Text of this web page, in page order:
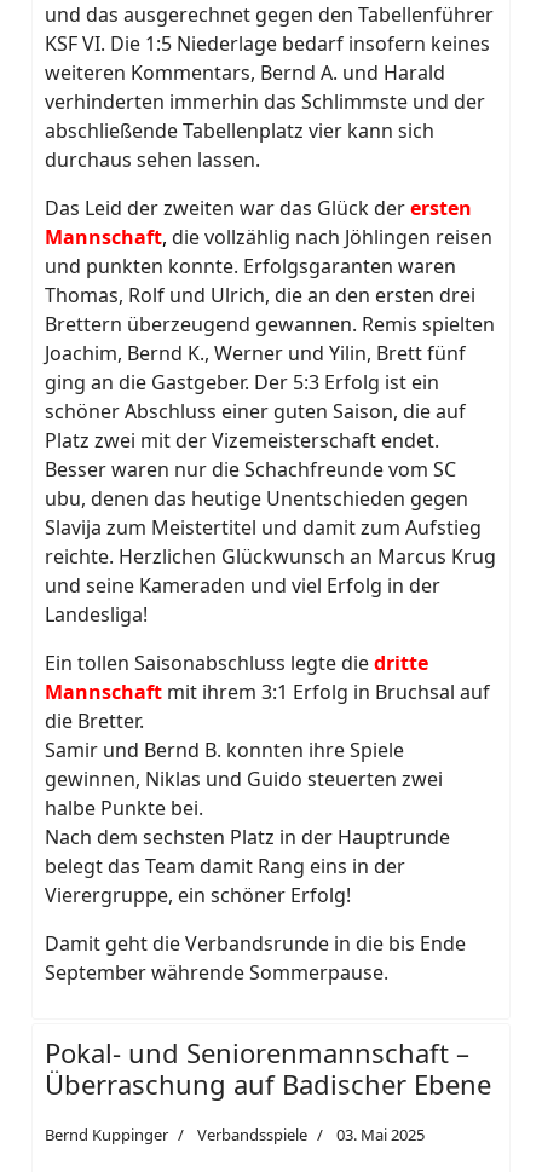
und das ausgerechnet gegen den Tabellenführer
KSF VI. Die 1:5 Niederlage bedarf insofern keines
weiteren Kommentars, Bernd A. und Harald
verhinderten immerhin das Schlimmste und der
abschließende Tabellenplatz vier kann sich
durchaus sehen lassen.
Das Leid der zweiten war das Glück derersten
Mannschaft, die vollzählig nach Jöhlingen reisen
und punkten konnte. Erfolgsgaranten waren
Thomas, Rolf und Ulrich, die an den ersten drei
Brettern überzeugend gewannen. Remis spielten
Joachim, Bernd K., Werner und Yilin, Brett fünf
ging an die Gastgeber. Der 5:3 Erfolg ist ein
schöner Abschluss einer guten Saison, die auf
Platz zwei mit der Vizemeisterschaft endet.
Besser waren nur die Schachfreunde vom SC
ubu, denen das heutige Unentschieden gegen
Slavija zum Meistertitel und damit zum Aufstieg
reichte. Herzlichen Glückwunsch an Marcus Krug
und seine Kameraden und viel Erfolg in der
Landesliga!
Ein tollen Saisonabschluss legte diedritte
Mannschaft mit ihrem 3:1 Erfolg in Bruchsal auf
die Bretter.
Samir und Bernd B. konnten ihre Spiele
gewinnen, Niklas und Guido steuerten zwei
halbe Punkte bei.
Nach dem sechsten Platz in der Hauptrunde
belegt das Team damit Rang eins in der
Vierergruppe, ein schöner Erfolg!
Damit geht die Verbandsrunde in die bis Ende
September währende Sommerpause.
Pokal- und Seniorenmannschaft –
Überraschung auf Badischer Ebene
Bernd Kuppinger Verbandsspiele 03. Mai 2025